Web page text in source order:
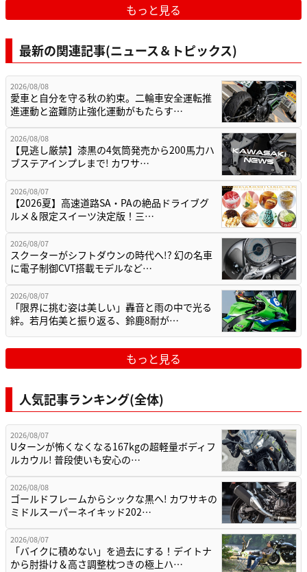
もっと見る
最新の関連記事(ニュース＆トピックス)
2026/08/08
愛車と自分を守る秋の約束。二輪車安全運転推
進運動と盗難防止強化運動がもたらす…
2026/08/08
【見逃し厳禁】漆黒の4気筒発売から200馬力ハ
ブステアインプレまで! カワサ…
2026/08/07
【2026夏】高速道路SA・PAの絶品ドライブグ
ルメ＆限定スイーツ決定版！三…
2026/08/07
スクーターがシフトダウンの時代へ!? 幻の名車
に電子制御CVT搭載モデルなど…
2026/08/07
「限界に挑む姿は美しい」轟音と雨の中で光る
絆。若月佑美と振り返る、鈴鹿8耐が…
もっと見る
人気記事ランキング(全体)
2026/08/07
Uターンが怖くなくなる167kgの超軽量ボディフ
ルカウル! 普段使いも安心の…
2026/08/08
ゴールドフレームからシックな黒へ! カワサキの
ミドルスーパーネイキッド202…
2026/08/07
「バイクに積めない」を過去にする！デイトナ
から肘掛け＆高さ調整枕つきの極上ハ…